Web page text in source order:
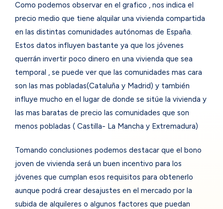
Como podemos observar en el grafico , nos indica el
precio medio que tiene alquilar una vivienda compartida
en las distintas comunidades autónomas de España.
Estos datos influyen bastante ya que los jóvenes
querrán invertir poco dinero en una vivienda que sea
temporal , se puede ver que las comunidades mas cara
son las mas pobladas(Cataluña y Madrid) y también
influye mucho en el lugar de donde se sitúe la vivienda y
las mas baratas de precio las comunidades que son
menos pobladas ( Castilla- La Mancha y Extremadura)
Tomando conclusiones podemos destacar que el bono
joven de vivienda será un buen incentivo para los
jóvenes que cumplan esos requisitos para obtenerlo
aunque podrá crear desajustes en el mercado por la
subida de alquileres o algunos factores que puedan